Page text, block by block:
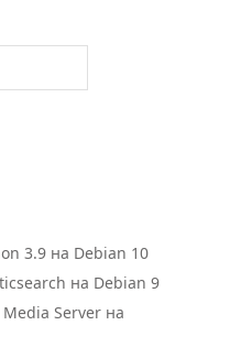
3.9 на Debian 10
на Debian 9
Media Server на